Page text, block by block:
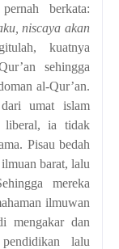
berkata:
niscaya akan
kuatnya
sehingga
al-Qur’an.
umat islam
liberal, ia tidak
Pisau bedah
barat, lalu
mereka
ilmuwan
mengakar dan
lalu